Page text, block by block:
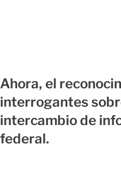
Ahora, el
interrogantes
intercambio de
federal.